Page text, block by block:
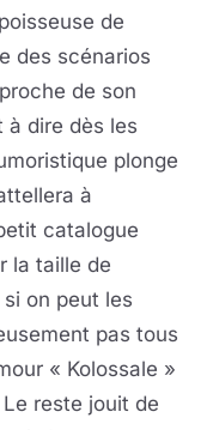
de
des scénarios
de son
à dire dès les
plonge
à
catalogue
la taille de
on peut les
pas tous
« Kolossale »
reste jouit de